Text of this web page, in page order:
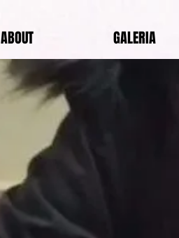
ABOUT GALERIA